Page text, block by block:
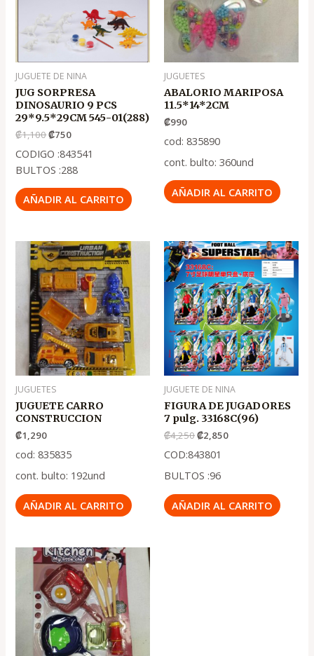
JUGUETE DE NINA
JUG SORPRESA
DINOSAURIO 9 PCS
29*9.5*29CM 545-01(288)
₡1,100₡750
CODIGO :843541
BULTOS :288
AÑADIR AL CARRITO
JUGUETES
ABALORIO MARIPOSA
11.5*14*2CM
₡990
cod: 835890
cont. bulto: 360und
AÑADIR AL CARRITO
JUGUETES
JUGUETE CARRO
CONSTRUCCION
₡1,290
cod: 835835
cont. bulto: 192und
AÑADIR AL CARRITO
JUGUETE DE NINA
FIGURA DE JUGADORES
7 pulg. 33168C(96)
₡4,250
El
precio
original
era:
.
₡4,250
₡2,850
El
precio
actual
es:
.
₡2,850
COD:843801
BULTOS :96
AÑADIR AL CARRITO